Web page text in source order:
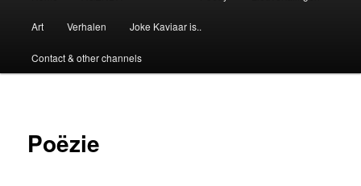
Art Verhalen Joke Kaviaar is..
Contact & other channels
Poëzie